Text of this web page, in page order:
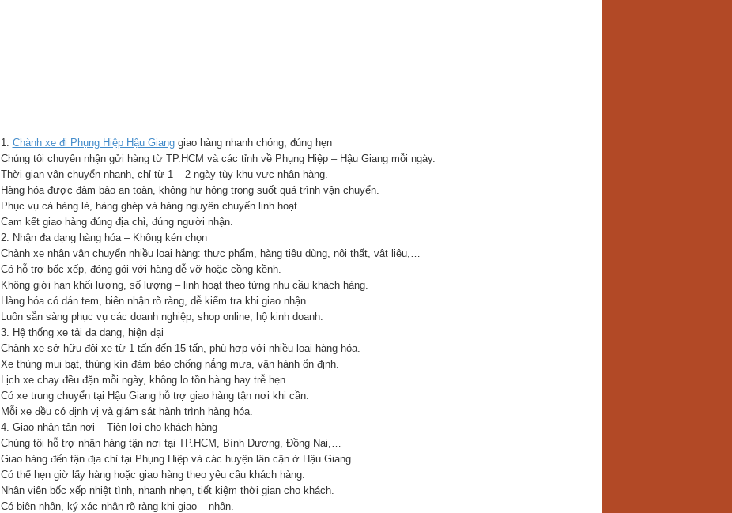
1. Chành xe đi Phụng Hiệp Hậu Gianggiao hàng nhanh chóng, đúng hẹn
Chúng tôi chuyên nhận gửi hàng từ TP.HCM và các tỉnh về Phụng Hiệp – Hậu Giang mỗi ngày.
Thời gian vận chuyển nhanh, chỉ từ 1 – 2 ngày tùy khu vực nhận hàng.
Hàng hóa được đảm bảo an toàn, không hư hỏng trong suốt quá trình vận chuyển.
Phục vụ cả hàng lẻ, hàng ghép và hàng nguyên chuyến linh hoạt.
Cam kết giao hàng đúng địa chỉ, đúng người nhận.
2. Nhận đa dạng hàng hóa – Không kén chọn
Chành xe nhận vận chuyển nhiều loại hàng: thực phẩm, hàng tiêu dùng, nội thất, vật liệu,…
Có hỗ trợ bốc xếp, đóng gói với hàng dễ vỡ hoặc cồng kềnh.
Không giới hạn khối lượng, số lượng – linh hoạt theo từng nhu cầu khách hàng.
Hàng hóa có dán tem, biên nhận rõ ràng, dễ kiểm tra khi giao nhận.
Luôn sẵn sàng phục vụ các doanh nghiệp, shop online, hộ kinh doanh.
3. Hệ thống xe tải đa dạng, hiện đại
Chành xe sở hữu đội xe từ 1 tấn đến 15 tấn, phù hợp với nhiều loại hàng hóa.
Xe thùng mui bạt, thùng kín đảm bảo chống nắng mưa, vận hành ổn định.
Lịch xe chạy đều đặn mỗi ngày, không lo tồn hàng hay trễ hẹn.
Có xe trung chuyển tại Hậu Giang hỗ trợ giao hàng tận nơi khi cần.
Mỗi xe đều có định vị và giám sát hành trình hàng hóa.
4. Giao nhận tận nơi – Tiện lợi cho khách hàng
Chúng tôi hỗ trợ nhận hàng tận nơi tại TP.HCM, Bình Dương, Đồng Nai,…
Giao hàng đến tận địa chỉ tại Phụng Hiệp và các huyện lân cận ở Hậu Giang.
Có thể hẹn giờ lấy hàng hoặc giao hàng theo yêu cầu khách hàng.
Nhân viên bốc xếp nhiệt tình, nhanh nhẹn, tiết kiệm thời gian cho khách.
Có biên nhận, ký xác nhận rõ ràng khi giao – nhận.